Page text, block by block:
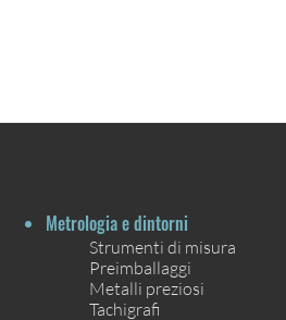
Metrologia e dintorni
Strumenti di misura
Preimballaggi
Metalli preziosi
Tachigrafi